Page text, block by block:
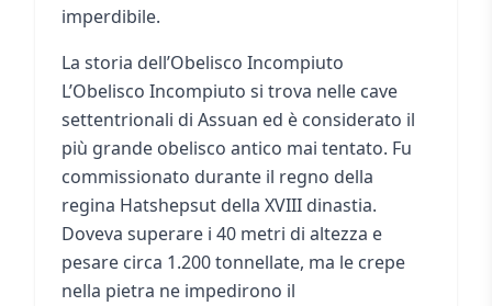
imperdibile.
La storia dell’Obelisco Incompiuto
L’Obelisco Incompiuto si trova nelle cave
settentrionali di Assuan ed è considerato il
più grande obelisco antico mai tentato. Fu
commissionato durante il regno della
regina Hatshepsut della XVIII dinastia.
Doveva superare i 40 metri di altezza e
pesare circa 1.200 tonnellate, ma le crepe
nella pietra ne impedirono il